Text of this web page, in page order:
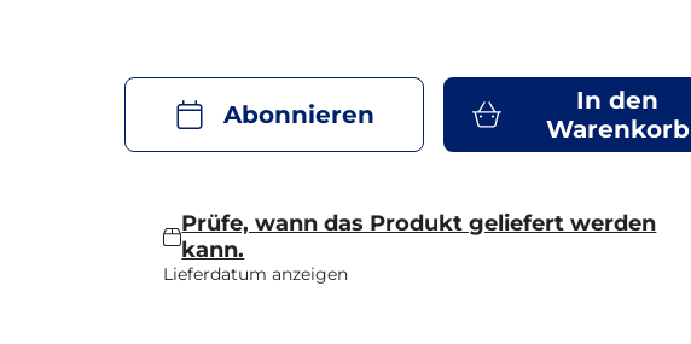
Abonnieren
In den
Warenkorb
Prüfe, wann das Produkt geliefert werden
kann.
Lieferdatum anzeigen